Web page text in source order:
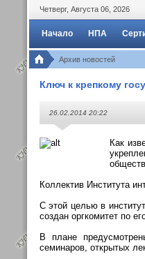
Четверг, Августа 06 2026
Начало НПА
Архив новостей
Ключ к крепкому
26.02.2014 20:22
Как
Коллектив Института
С этой целью в
создан оргкомитет по
В плане
семинаров, открытых